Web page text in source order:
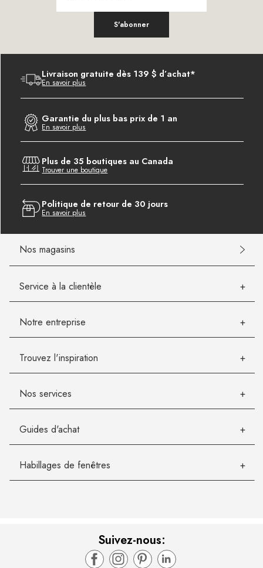
S'abonner
Livraison gratuite dès 139 $ d’achat*
En savoir plus
Garantie du plus bas prix de 1 an
En savoir plus
Plus de 35 boutiques au Canada
Trouver une boutique
Politique de retour de 30 jours
En savoir plus
Nos magasins
Service à la clientèle
Notre entreprise
Trouvez l'inspiration
Nos services
Guides d'achat
Habillages de fenêtres
Suivez-nous: